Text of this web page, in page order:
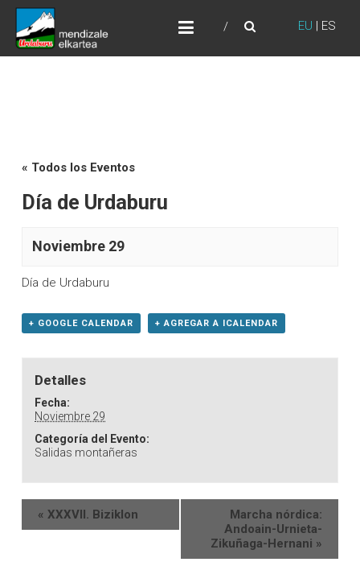
Skip
content
EU | ES
URDABURU
Grupo de Montaña
« Todos los Eventos
Día de Urdaburu
Noviembre 29
Día de Urdaburu
+ GOOGLE CALENDAR + AGREGAR A ICALENDAR
Detalles
Fecha:
Noviembre 29
Categoría del Evento:
Salidas montañeras
« XXXVII. Biziklon
Marcha nórdica:
Andoain-Urnieta-
Zikuñaga-Hernani »